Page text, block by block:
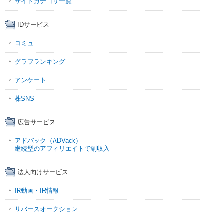
IDサービス
コミュ
グラフランキング
アンケート
株SNS
広告サービス
アドバック（ADVack）
継続型のアフィリエイトで副収入
法人向けサービス
IR動画・IR情報
リバースオークション